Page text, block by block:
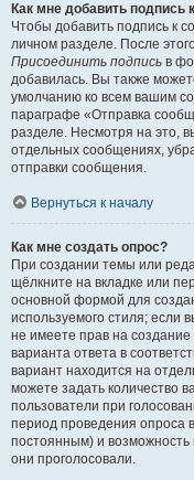
Как мне добавить
Чтобы добавить подпись к
личном разделе. После
Присоединить подпись в
добавилась. Вы также
умолчанию ко всем вашим
параграфе «Отправка
разделе. Несмотря на это,
отдельных сообщениях,
отправки сообщения.
Вернуться к началу
Как мне создать опрос?
При создании темы или
щёлкните на вкладке или
основной формой для
используемого стиля; если
не имеете прав на
варианта ответа в
вариант находится на
можете задать количество
пользователи при
период проведения опроса
постоянным) и возможность
они проголосовали.